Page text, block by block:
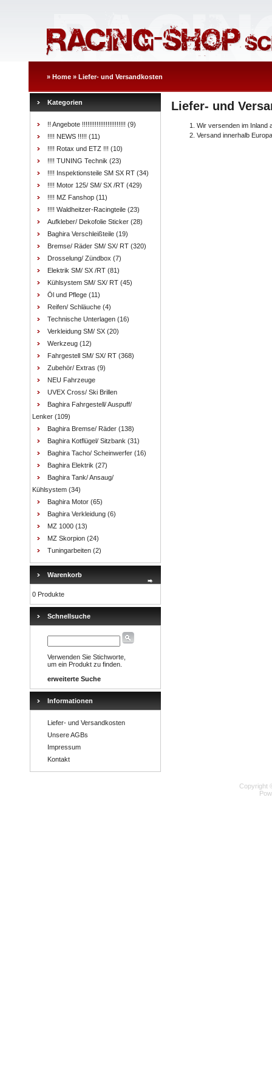
» Home » Liefer- und Versandkosten
Kategorien
!! Angebote !!!!!!!!!!!!!!!!!!!!!!!! (9)
!!!! NEWS !!!!! (11)
!!!! Rotax und ETZ !!! (10)
!!!! TUNING Technik (23)
!!!! Inspektionsteile SM SX RT (34)
!!!! Motor 125/ SM/ SX /RT (429)
!!!! MZ Fanshop (11)
!!!! Waldheitzer-Racingteile (23)
Aufkleber/ Dekofolie Sticker (28)
Baghira Verschleißteile (19)
Bremse/ Räder SM/ SX/ RT (320)
Drosselung/ Zündbox (7)
Elektrik SM/ SX /RT (81)
Kühlsystem SM/ SX/ RT (45)
Öl und Pflege (11)
Reifen/ Schläuche (4)
Technische Unterlagen (16)
Verkleidung SM/ SX (20)
Werkzeug (12)
Fahrgestell SM/ SX/ RT (368)
Zubehör/ Extras (9)
NEU Fahrzeuge
UVEX Cross/ Ski Brillen
Baghira Fahrgestell/ Auspuff/
Lenker (109)
Baghira Bremse/ Räder (138)
Baghira Kotflügel/ Sitzbank (31)
Baghira Tacho/ Scheinwerfer (16)
Baghira Elektrik (27)
Baghira Tank/ Ansaug/
Kühlsystem (34)
Baghira Motor (65)
Baghira Verkleidung (6)
MZ 1000 (13)
MZ Skorpion (24)
Tuningarbeiten (2)
Warenkorb
0 Produkte
Schnellsuche
Verwenden Sie Stichworte,
um ein Produkt zu finden.
erweiterte Suche
Informationen
Liefer- und Versandkosten
Unsere AGBs
Impressum
Kontakt
Liefer- und
Wir versenden im Inland
Versand innerhalb
Copyright